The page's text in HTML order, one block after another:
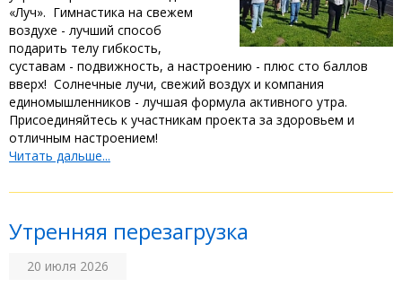
«Луч». ‎ ‎Гимнастика на свежем
воздухе - лучший способ
подарить телу гибкость,
суставам - подвижность, а настроению - плюс сто баллов
вверх! ‎ ‎Солнечные лучи, свежий воздух и компания
единомышленников - лучшая формула активного утра.
Присоединяйтесь к участникам проекта за здоровьем и
отличным настроением!
Читать дальше...
‎Утренняя перезагрузка
20 июля 2026